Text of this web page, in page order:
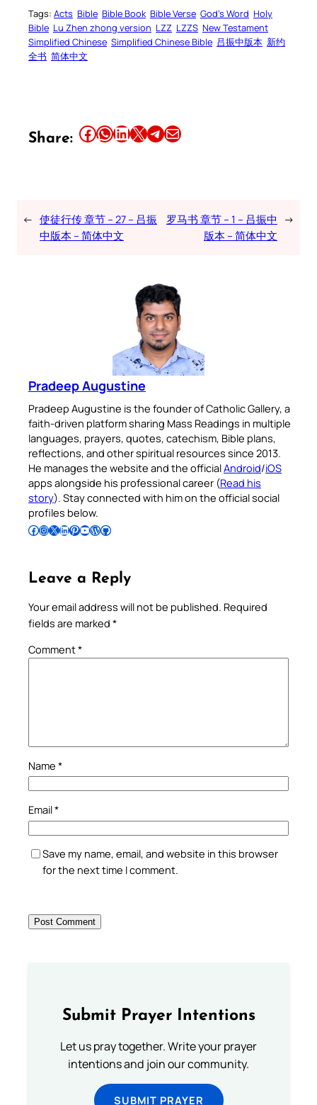
Tags: Acts Bible Bible Book Bible Verse God’s Word Holy
Bible Lu Zhen zhong version LZZ LZZS New Testament
Simplified Chinese Simplified Chinese Bible 吕振中版本 新约
全书 简体中文
Share: Share this article on Facebook Share this article on WhatsApp Share this article on LinkedIn Share this article on X Share this article on TelegramEmail this Article
← 使徒行传 章节 – 27 – 吕振
中版本 – 简体中文
罗马书 章节 – 1 – 吕振中
版本 – 简体中文
→
Pradeep Augustine
Pradeep Augustine is the founder of Catholic Gallery, a
faith-driven platform sharing Mass Readings in multiple
languages, prayers, quotes, catechism, Bible plans,
reflections, and other spiritual resources since 2013.
He manages the website and the officialAndroid/iOS
apps alongside his professional career (Read his
story). Stay connected with him on the official social
profiles below.
Follow Pradeep on Facebook Follow Pradeep on InstagramFollow Pradeep on X Follow Pradeep on LinkedIn Follow Pradeep on Pinterest Subscribe to Pradeep’s Youtube Channel Follow Pradeep on WordPress Follow Pradeep on GitHub
Leave a Reply
Your email address will not be published. Required
fields are marked *
Comment*
Name *
Email*
Save my name, email, and website in this browser
for the next time I comment.
Submit Prayer Intentions
Let us pray together. Write your prayer
intentions and join our community.
SUBMIT PRAYER